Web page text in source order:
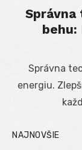
behu:
Správna
energiu.
NAJNOVŠIE